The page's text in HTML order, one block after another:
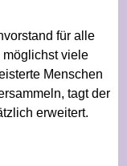
für alle
möglichst viele
Menschen
tagt der
erweitert.